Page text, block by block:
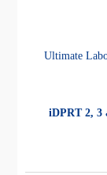
Ultimate
iDPRT 2, 3